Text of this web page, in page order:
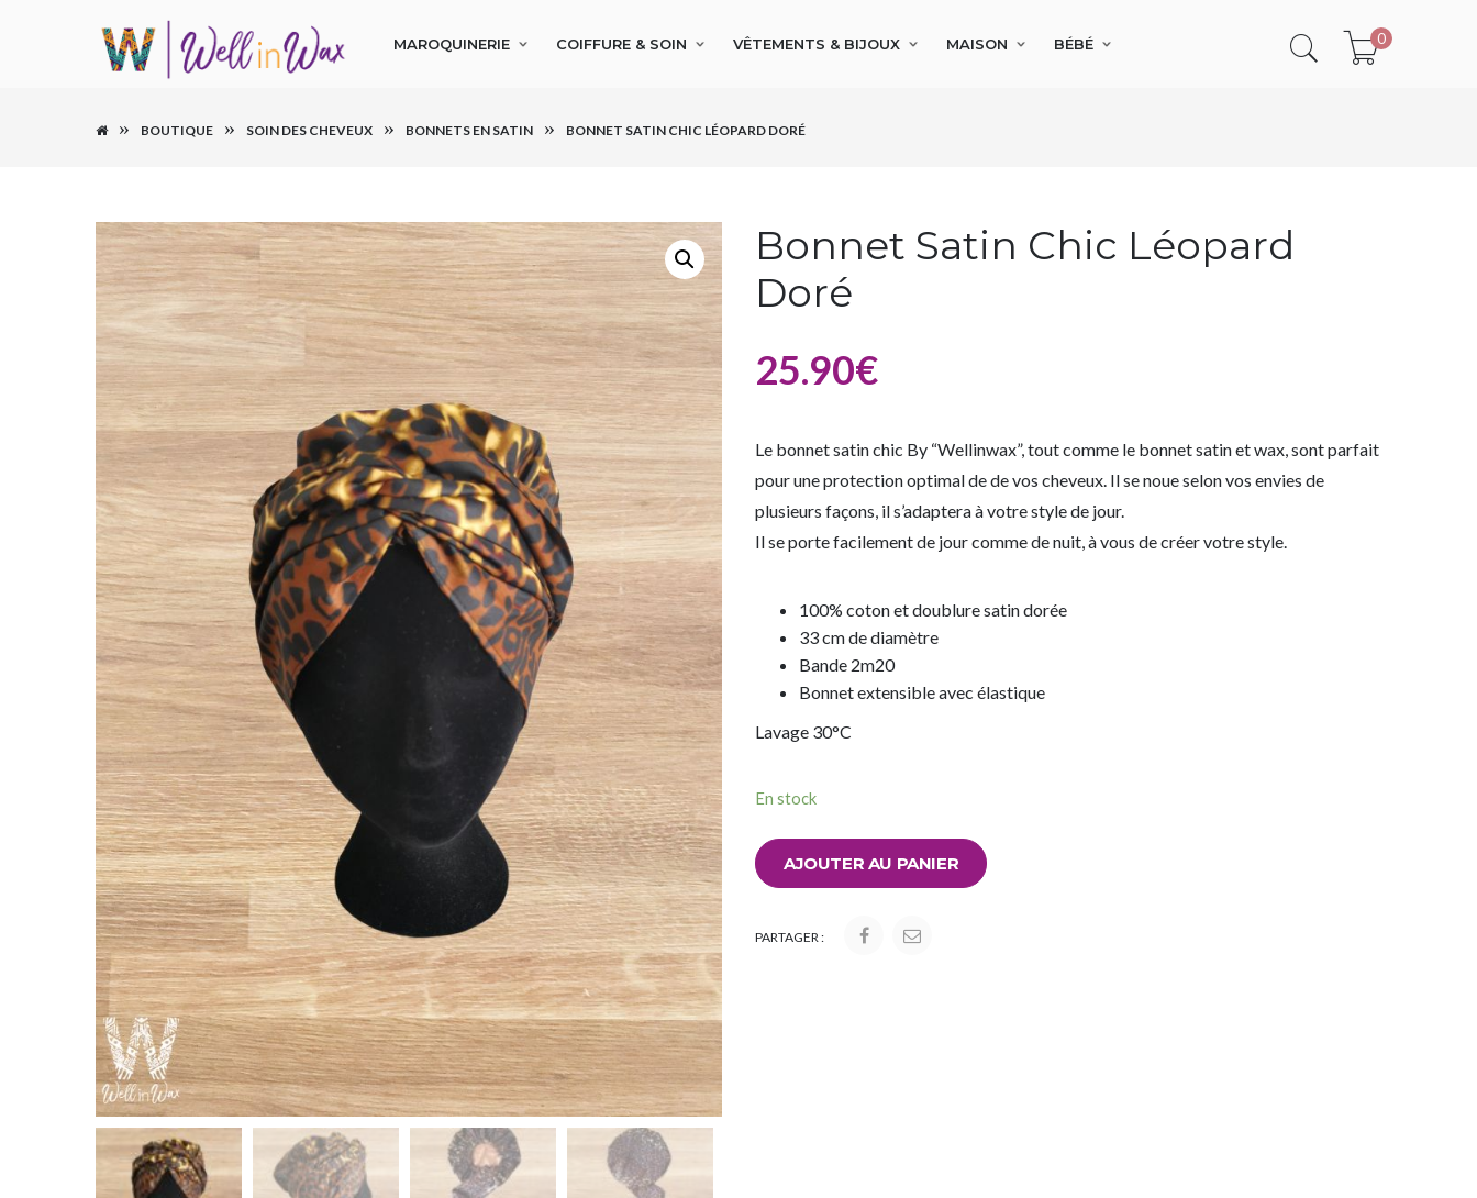
MAROQUINERIE COIFFURE & SOIN VÊTEMENTS & BIJOUX MAISON BÉBÉ 0
BOUTIQUE SOIN DES CHEVEUX BONNETS EN SATIN BONNET SATIN CHIC LÉOPARD DORÉ
Bonnet Satin Chic Léopard
Doré
25.90€
Le bonnet satin chic By “Wellinwax”, tout comme le bonnet satin et wax, sont parfait
pour une protection optimal de de vos cheveux. Il se noue selon vos envies de
plusieurs façons, il s’adaptera à votre style de jour.
Il se porte facilement de jour comme de nuit, à vous de créer votre style.
100% coton et doublure satin dorée
33 cm de diamètre
Bande 2m20
Bonnet extensible avec élastique
Lavage 30°C
En stock
AJOUTER AU PANIER
PARTAGER :